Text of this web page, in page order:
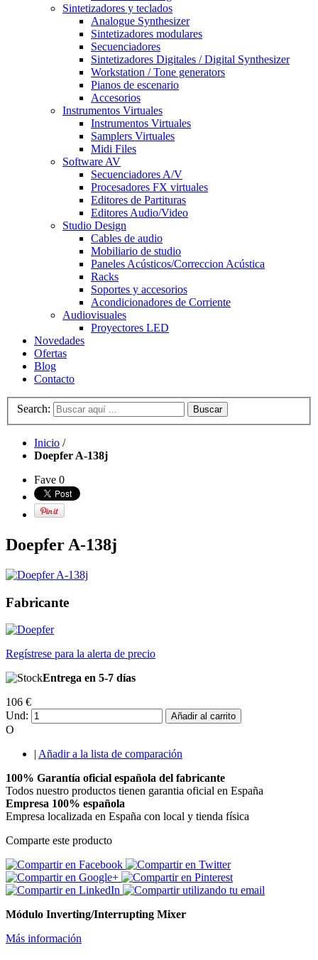
Sintetizadores y teclados
Analogue Synthesizer
Sintetizadores modulares
Secuenciadores
Sintetizadores Digitales / Digital Synthesizer
Workstation / Tone generators
Pianos de escenario
Accesorios
Instrumentos Virtuales
Instrumentos Virtuales
Samplers Virtuales
Midi Files
Software AV
Secuenciadores A/V
Procesadores FX virtuales
Editores de Partituras
Editores Audio/Video
Studio Design
Cables de audio
Mobiliario de studio
Paneles Acústicos/Correccion Acústica
Racks
Soportes y accesorios
Acondicionadores de Corriente
Audiovisuales
Proyectores LED
Novedades
Ofertas
Blog
Contacto
Search: Buscar
Inicio /
Doepfer A-138j
Fave 0
Doepfer A-138j
Fabricante
Regístrese para la alerta de precio
Entrega en 5-7 días
106 €
Und:
Añadir al carrito
O
| Añadir a la lista de comparación
100% Garantía oficial española del fabricante
Todos nuestro productos tienen garantia oficial en España
Empresa 100% española
Empresa localizada en España con local y tienda física
Comparte este producto
Módulo Inverting/Interrupting Mixer
Más información